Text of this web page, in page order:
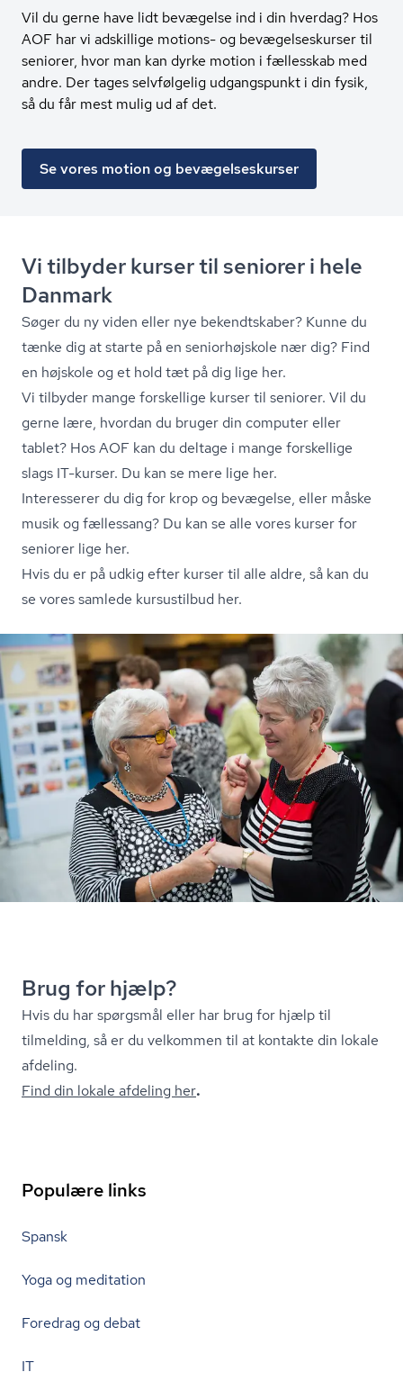
Vil du gerne have lidt bevægelse ind i din hverdag? Hos
AOF har vi adskillige motions- og bevægelseskurser til
seniorer, hvor man kan dyrke motion i fællesskab med
andre. Der tages selvfølgelig udgangspunkt i din fysik,
så du får mest mulig ud af det.
Se vores motion og bevægelseskurser
Vi tilbyder kurser til seniorer i hele
Danmark
Søger du ny viden eller nye bekendtskaber? Kunne du
tænke dig at starte på en seniorhøjskole nær dig? Find
en højskole og et hold tæt på dig lige her.
Vi tilbyder mange forskellige kurser til seniorer. Vil du
gerne lære, hvordan du bruger din computer eller
tablet? Hos AOF kan du deltage i mange forskellige
slags IT-kurser. Du kan se mere lige her.
Interesserer du dig for krop og bevægelse, eller måske
musik og fællessang? Du kan se alle vores kurser for
seniorer lige her.
Hvis du er på udkig efter kurser til alle aldre, så kan du
se vores samlede kursustilbud her.
Brug for hjælp?
Hvis du har spørgsmål eller har brug for hjælp til
tilmelding, så er du velkommen til at kontakte din lokale
afdeling.
Find din lokale afdeling her.
Populære links
Spansk
Yoga og meditation
Foredrag og debat
IT